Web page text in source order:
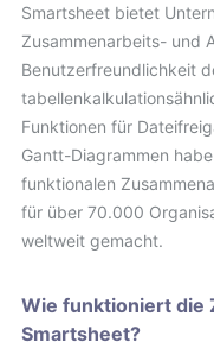
Smartsheet bietet
Zusammenarbeits- und
Benutzerfreundlichkeit
Funktionen für
Gantt-Diagrammen
funktionalen
für über 70.000
weltweit gemacht.
Wie funktioniert die
Smartsheet?